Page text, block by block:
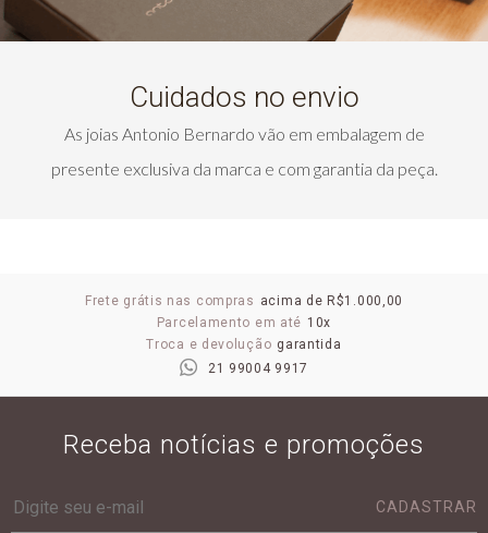
Cuidados no envio
As joias Antonio Bernardo vão em embalagem de
presente exclusiva da marca e com garantia da peça.
Frete grátis nas compras acima de R$1.000,00
Parcelamento em até 10x
Troca e devolução garantida
21 99004 9917
Receba notícias e promoções
CADASTRAR